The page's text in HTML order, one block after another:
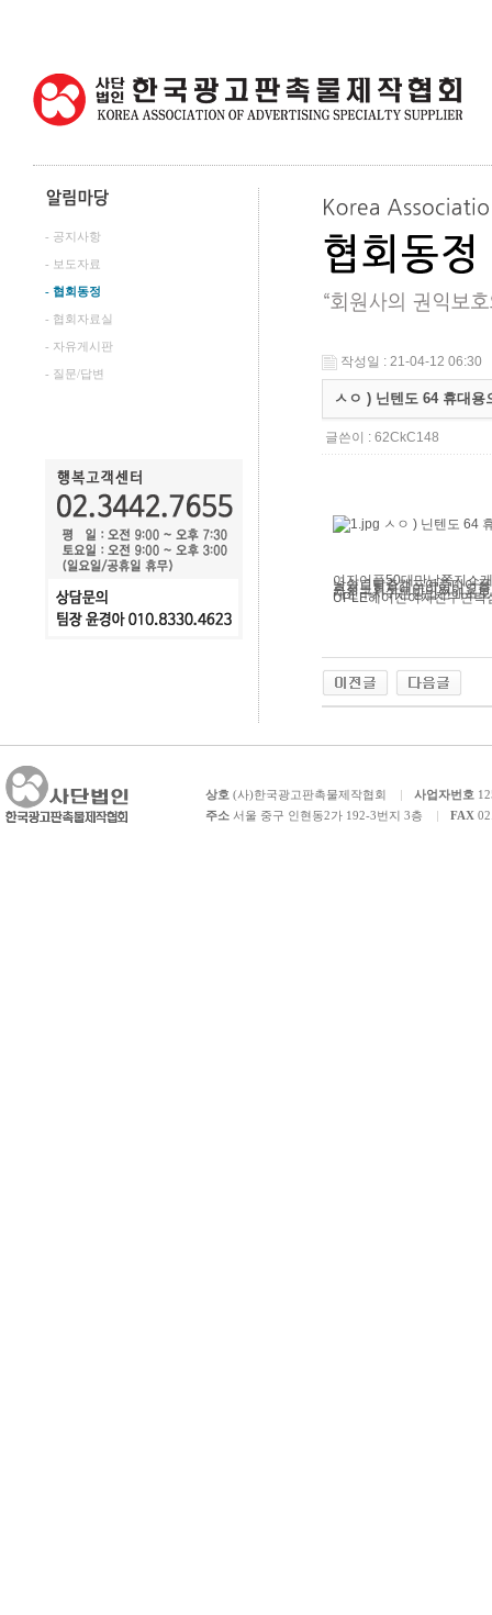
- 공지사항
- 보도자료
- 협회동정
- 협회자료실
- 자유게시판
- 질문/답변
작성일 : 21-04-12 06:30
ㅅㅇ ) 닌텐도 64 휴대
글쓴이 : 62CkC148
여자어플50대만남쪽지소
남솔로탈출캠프아줌마어플
혼정보회사애인이있어요
자친구사귀는방법연애초보
UPLE헤어진여자친구연락
상호 (사)한국광고판촉물제작협회 사업자번호
주소 서울 중구 인현동2가 192-3번지 3층 FAX